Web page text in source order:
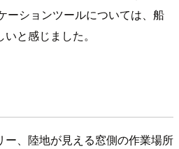
ーションツールについては、船
と感じました。
、陸地が見える窓側の作業場所